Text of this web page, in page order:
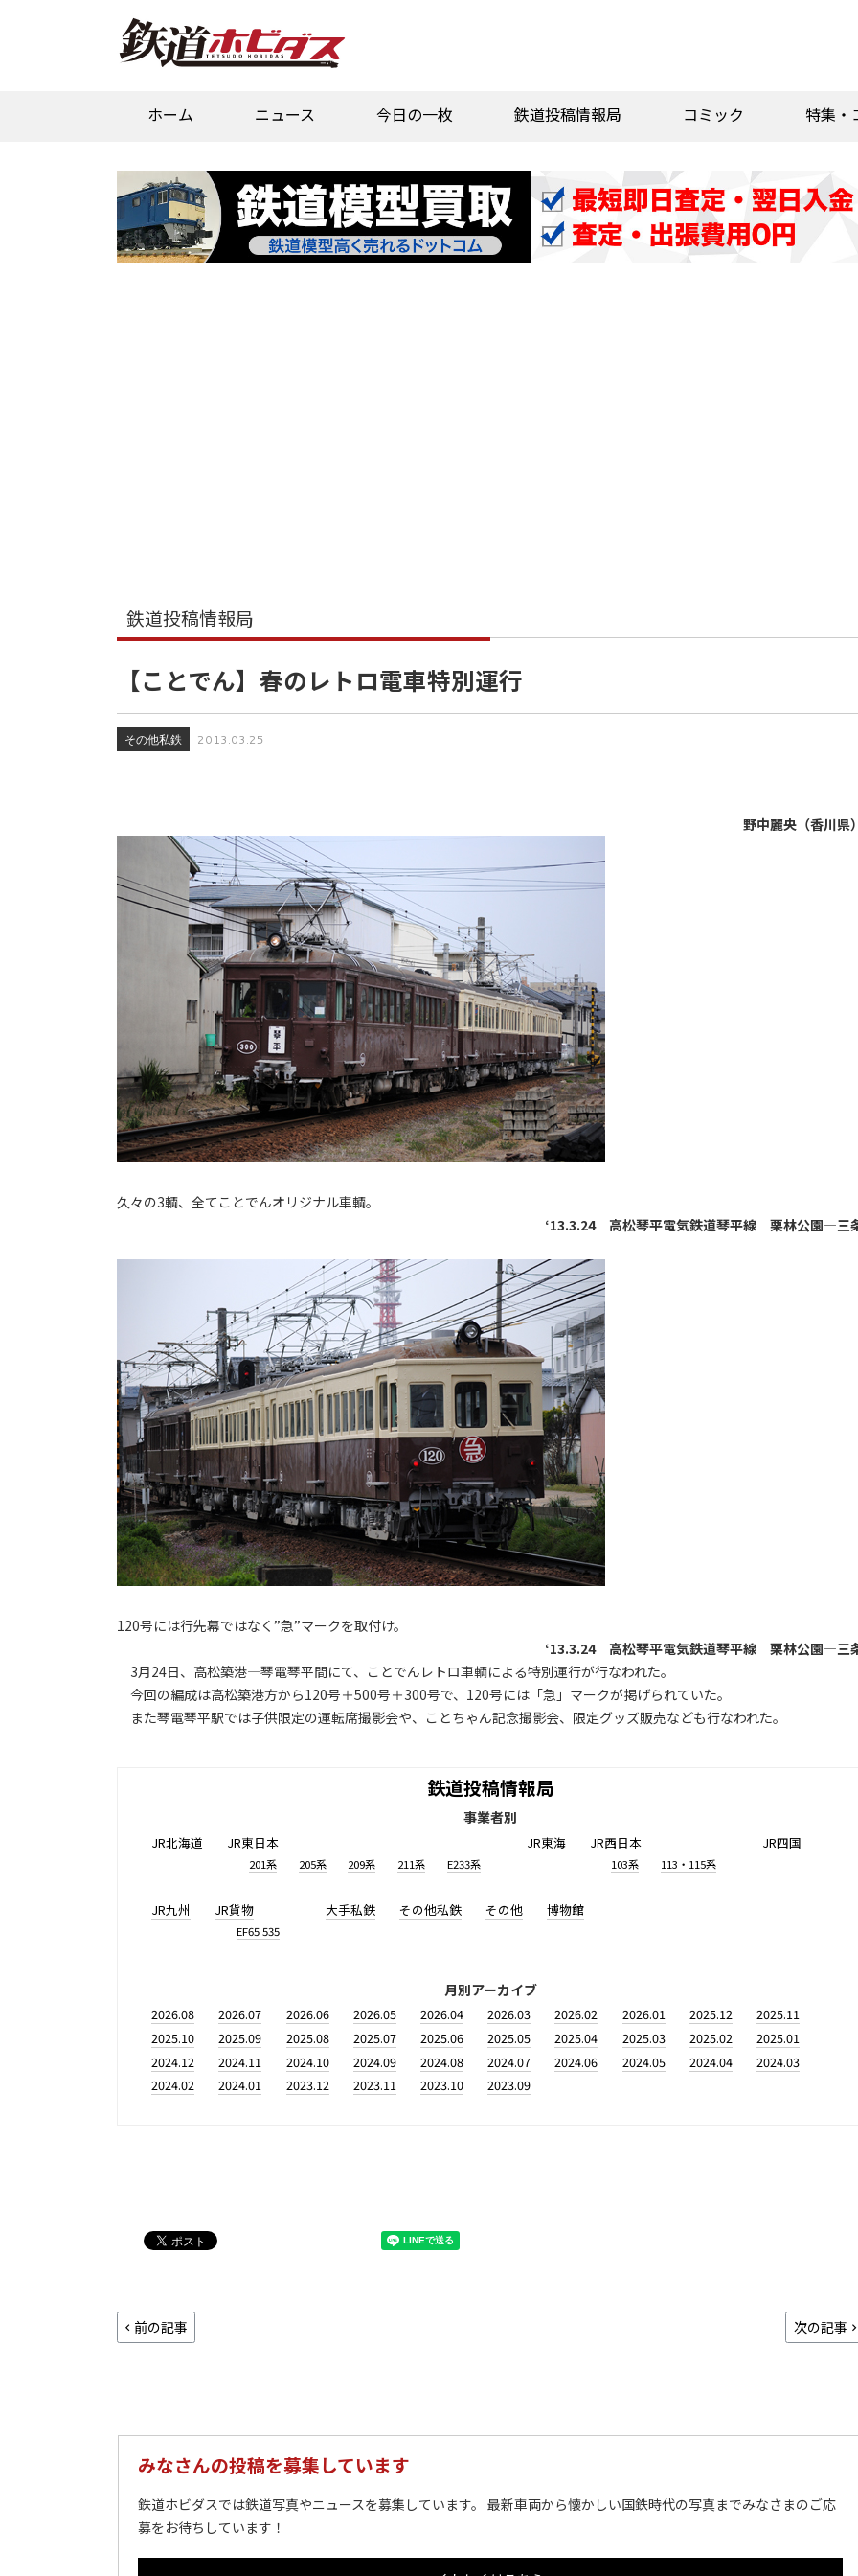
ホーム ニュース 今日の一枚 鉄道投稿情報局 コミック 特集・
鉄道投稿情報局
【ことでん】春のレトロ電車特別運行
その他私鉄 2013.03.25
野中麗央（香川県
久々の3輌、全てことでんオリジナル車輌。
‘13.3.24 高松琴平電気鉄道琴平線 栗林公園―三
120号には行先幕ではなく”急”マークを取付け。
‘13.3.24 高松琴平電気鉄道琴平線 栗林公園―三
3月24日、高松築港―琴電琴平間にて、ことでんレトロ車輌による特別運行が行なわれた。
今回の編成は高松築港方から120号＋500号＋300号で、120号には「急」マークが掲げられていた。
また琴電琴平駅では子供限定の運転席撮影会や、ことちゃん記念撮影会、限定グッズ販売なども行なわれた。
鉄道投稿情報局
事業者別
JR北海道 JR東日本
201系 205系 209系 211系 E233系
JR東海 JR西日本
103系 113・115系
JR四国
JR九州 JR貨物
EF65 535
大手私鉄 その他私鉄 その他 博物館
月別アーカイブ
2026.08 2026.07 2026.06 2026.05 2026.04 2026.03 2026.02 2026.01 2025.12
2025.11
2025.10
2025.09 2025.08 2025.07 2025.06 2025.05 2025.04 2025.03 2025.02
2025.01
2024.12
2024.11 2024.10 2024.09 2024.08 2024.07 2024.06 2024.05 2024.04
2024.03
2024.02
2024.01 2023.12 2023.11 2023.10 2023.09
前の記事 次の記事
みなさんの投稿を募集しています
鉄道ホビダスでは鉄道写真やニュースを募集しています。 最新車両から懐かしい国鉄時代の写真までみなさまのご応
募をお待ちしています！